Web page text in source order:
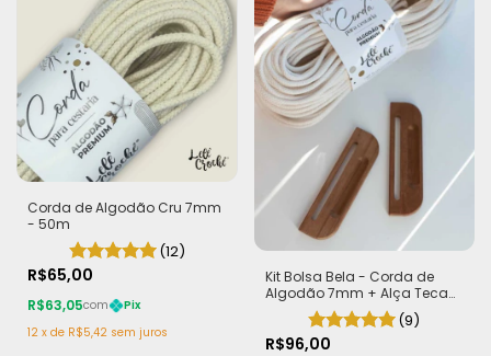
Corda de Algodão Cru 7mm
- 50m
(12)
R$65,00
R$63,05com
Pix
12 x de R$5,42 sem juros
Kit Bolsa Bela - Corda de
Algodão 7mm + Alça Teca
com Imã
(9)
R$96,00